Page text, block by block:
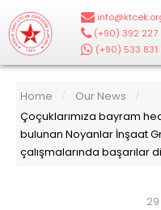
(+90) 392 227
(+90) 533 831
Home / Our News /
Çoçuklarımıza bayram
bulunan Noyanlar İnşaat
çalışmalarında başarılar